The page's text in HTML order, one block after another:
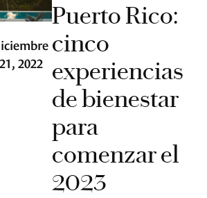
21, 2022
Puerto Rico:
cinco
experiencias
de bienestar
para
comenzar el
2023